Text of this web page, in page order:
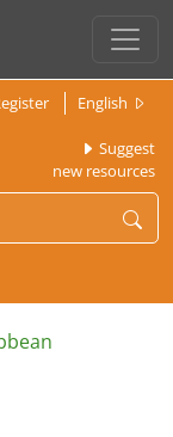
English
Suggest
new resources